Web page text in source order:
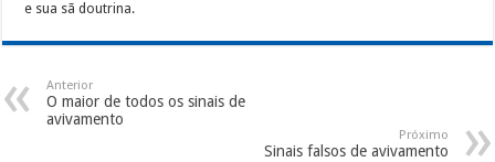
e sua sã doutrina.
Anterior
O maior de todos os sinais de
avivamento
Próximo
Sinais falsos de avivamento